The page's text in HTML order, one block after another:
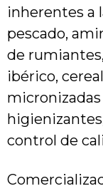
inherentes a
pescado,
de
ibérico,
control de